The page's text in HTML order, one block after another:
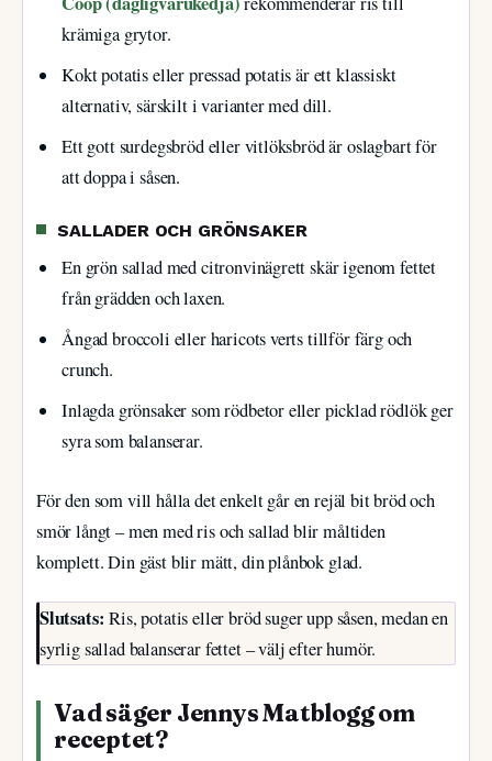
krämiga grytor.
Kokt potatis eller pressad potatis är ett klassiskt
alternativ, särskilt i varianter med dill.
Ett gott surdegsbröd eller vitlöksbröd är oslagbart för
att doppa i såsen.
SALLADER OCH GRÖNSAKER
En grön sallad med citronvinägrett skär igenom fettet
från grädden och laxen.
Ångad broccoli eller haricots verts tillför färg och
crunch.
Inlagda grönsaker som rödbetor eller picklad rödlök ger
syra som balanserar.
För den som vill hålla det enkelt går en rejäl bit bröd och
smör långt – men med ris och sallad blir måltiden
komplett. Din gäst blir mätt, din plånbok glad.
Slutsats: Ris, potatis eller bröd suger upp såsen, medan en
syrlig sallad balanserar fettet – välj efter humör.
Vad säger Jennys Matblogg om
receptet?